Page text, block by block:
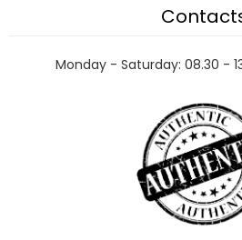
Monday - Saturday: 08.30 -